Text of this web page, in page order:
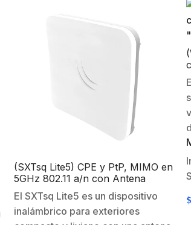
(SXTsq Lite5) CPE y PtP, MIMO en
5GHz 802.11 a/n con Antena
Integrada de 16dBi, Hasta 316 mW
de Potencia
El SXTsq Lite5 es un dispositivo
inalámbrico para exteriores
$